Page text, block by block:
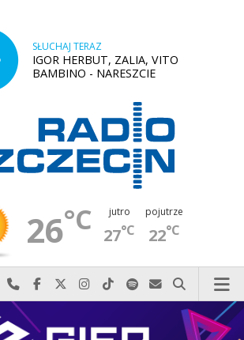
SŁUCHAJ TERAZ
IGOR HERBUT, ZALIA, VITO
BAMBINO - NARESZCIE
26°C jutro
27°C
pojutrze
22°C
Najlepiej po prostu do nas zadzwoń
Odwiedź nas na Facebook-u
Odwiedź nas na X
Odwiedź nas na Instagram-ie
Odwiedź nas na TikTok-u
Szukaj nas na Spotify
Wyślij do nas
Szukaj